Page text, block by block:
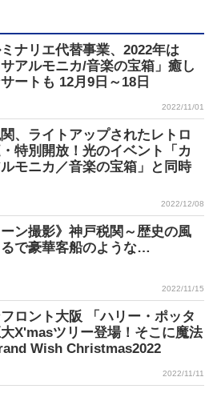
ナリエ代替事業、2022年は
サアルモニカ/音楽の宝箱」癒し
ートも 12月9日～18日
2022/11/01
、ライトアップされたレトロ
特別開放！光のイベント「カ
モニカ／音楽の宝箱」と同時
2022/12/08
ーン撮影》神戸税関～歴史の風
で豪華客船のような…
2022/11/15
ロント大阪 「ハリー・ポッタ
X'masツリー登場！そこに魔法
Wish Christmas2022
2022/11/11